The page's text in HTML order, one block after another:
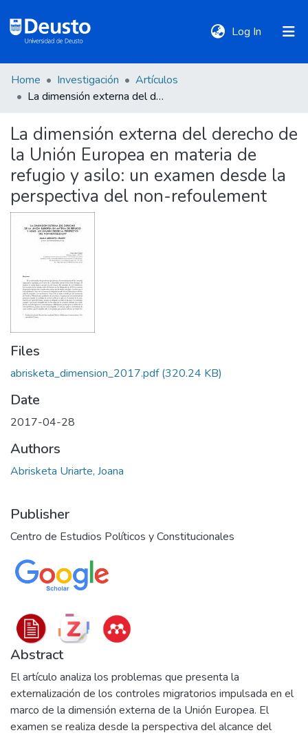
Log In (current)
DeustoTeka
Communities
&
Collections
All of DSpace
Statistics
Policies
Home Investigación
Artículos
La dimensión externa del derecho de la Unión Europea en materia de refugio y asilo: un examen desde la perspectiva del non-refoulement
La dimensión externa del derecho de
la Unión Europea en materia de
refugio y asilo: un examen desde la
perspectiva del non-refoulement
Files
abrisketa_dimension_2017.pdf(320.24 KB)
Date
2017-04-28
Authors
Abrisketa Uriarte, Joana
Publisher
Centro de Estudios Políticos y Constitucionales
Abstract
El artículo analiza los problemas que presenta la
externalización de los controles migratorios impulsada en el
marco de la dimensión externa de la Unión Europea. El
examen se realiza desde la perspectiva del alcance del